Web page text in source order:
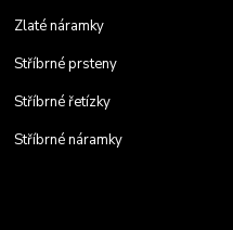
Zlaté náramky
Stříbrné prsteny
Stříbrné řetízky
Stříbrné náramky